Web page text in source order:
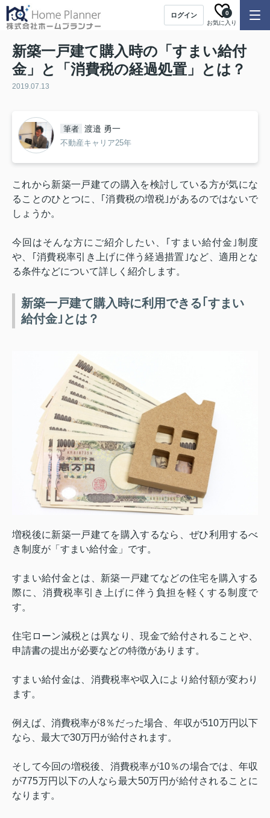
ログイン
お気に入り
0
新築一戸建て購入時の「すまい給付
金」と「消費税の経過処置」とは？
2019.07.13
筆者 渡邉 勇一
不動産キャリア25年
これから新築一戸建ての購入を検討している方が気にな
ることのひとつに、｢消費税の増税｣があるのではないで
しょうか。
今回はそんな方にご紹介したい、｢すまい給付金｣制度
や、｢消費税率引き上げに伴う経過措置｣など、適用とな
る条件などについて詳しく紹介します。
新築一戸建て購入時に利用できる｢すまい
給付金｣とは？
増税後に新築一戸建てを購入するなら、ぜひ利用するべ
き制度が「すまい給付金」です。
すまい給付金とは、新築一戸建てなどの住宅を購入する
際に、消費税率引き上げに伴う負担を軽くする制度で
す。
住宅ローン減税とは異なり、現金で給付されることや、
申請書の提出が必要などの特徴があります。
すまい給付金は、消費税率や収入により給付額が変わり
ます。
例えば、消費税率が8％だった場合、年収が510万円以下
なら、最大で30万円が給付されます。
そして今回の増税後、消費税率が10％の場合では、年収
が775万円以下の人なら最大50万円が給付されることに
なります。